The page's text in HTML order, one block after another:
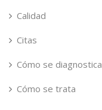
Calidad
Citas
Cómo se diagnostica
Cómo se trata